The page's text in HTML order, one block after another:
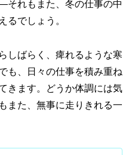
れもまた、冬の仕事の中
るでしょう。
しばらく、痺れるような寒
も、日々の仕事を積み重ね
きます。どうか体調には気
また、無事に走りきれる一